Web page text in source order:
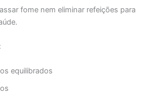
fome nem eliminar refeições para
equilibrados